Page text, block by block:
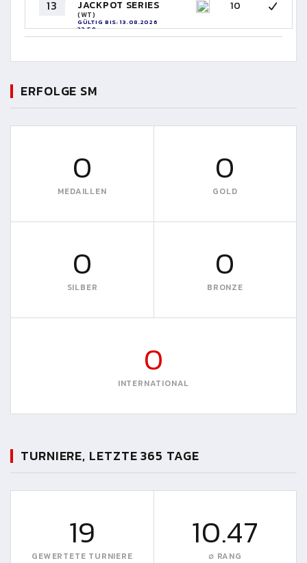
13 JACKPOT SERIES
(WT)
GÜLTIG BIS: 13.08.2026
23:59
10
ERFOLGE SM
0
MEDAILLEN
0
GOLD
0
SILBER
0
BRONZE
0
INTERNATIONAL
TURNIERE, LETZTE 365 TAGE
19
GEWERTETE TURNIERE
10.47
∅ RANG